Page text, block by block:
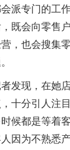
会派专门的工
既会向零售
，也会搜集
发现，在她
十分引人注
候都是等着
因为不熟悉